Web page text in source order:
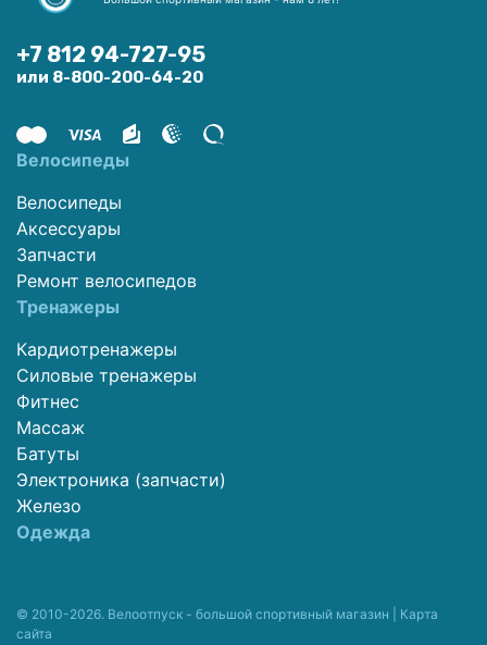
+7 812 94-727-95
или 8-800-200-64-20
Велосипеды
Велосипеды
Аксессуары
Запчасти
Ремонт велосипедов
Тренажеры
Кардиотренажеры
Силовые тренажеры
Фитнес
Массаж
Батуты
Электроника (запчасти)
Железо
Одежда
© 2010-2026. Велоотпуск - большой спортивный магазин | Карта
сайта